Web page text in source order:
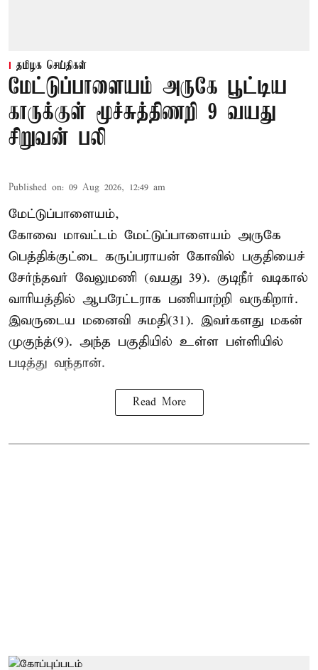
தமிழக செய்திகள்
மேட்டுப்பாளையம் அருகே பூட்டிய
காருக்குள் மூச்சுத்திணறி 9 வயது
சிறுவன் பலி
Published on: 09 Aug 2026, 12:49 am
மேட்டுப்பாளையம்,
கோவை மாவட்டம் மேட்டுப்பாளையம் அருகே
பெத்திக்குட்டை கருப்பராயன் கோவில் பகுதியைச்
சேர்ந்தவர் வேலுமணி (வயது 39). குடிநீர் வடிகால்
வாரியத்தில் ஆபரேட்டராக பணியாற்றி வருகிறார்.
இவருடைய மனைவி சுமதி(31). இவர்களது மகன்
முகுந்த்(9). அந்த பகுதியில் உள்ள பள்ளியில்
படித்து வந்தான்.
Read More